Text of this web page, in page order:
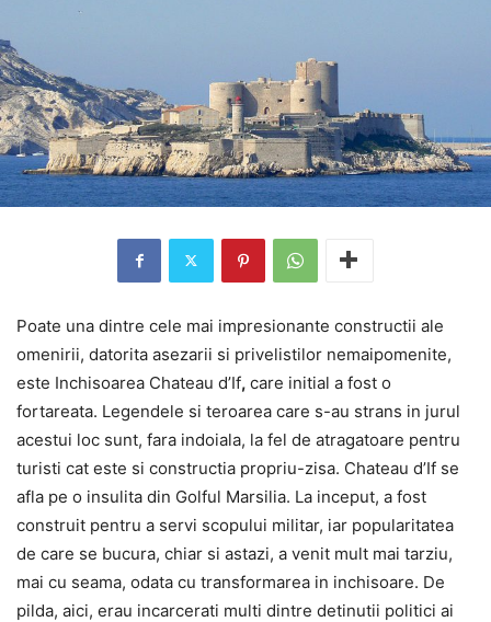
Poate una dintre cele mai impresionante constructii ale
omenirii, datorita asezarii si privelistilor nemaipomenite,
este Inchisoarea Chateau d’If, care initial a fost o
fortareata. Legendele si teroarea care s-au strans in jurul
acestui loc sunt, fara indoiala, la fel de atragatoare pentru
turisti cat este si constructia propriu-zisa. Chateau d’If se
afla pe o insulita din Golful Marsilia. La inceput, a fost
construit pentru a servi scopului militar, iar popularitatea
de care se bucura, chiar si astazi, a venit mult mai tarziu,
mai cu seama, odata cu transformarea in inchisoare. De
pilda, aici, erau incarcerati multi dintre detinutii politici ai